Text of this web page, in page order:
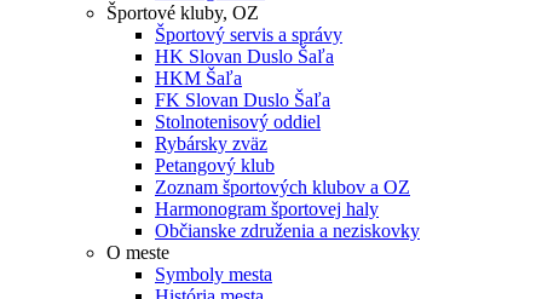
Športové kluby, OZ
Športový servis a správy
HK Slovan Duslo Šaľa
HKM Šaľa
FK Slovan Duslo Šaľa
Stolnotenisový oddiel
Rybársky zväz
Petangový klub
Zoznam športových klubov a OZ
Harmonogram športovej haly
Občianske združenia a neziskovky
O meste
Symboly mesta